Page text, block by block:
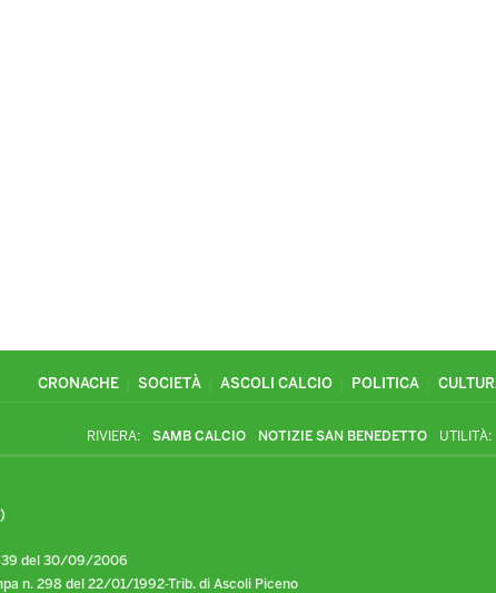
CRONACHE SOCIETÀ ASCOLI CALCIO POLITICA
RIVIERA: SAMB CALCIO NOTIZIE SAN BENEDETTO UTILITÀ:
del 30/09/2006
n. 298 del 22/01/1992-Trib. di Ascoli Piceno